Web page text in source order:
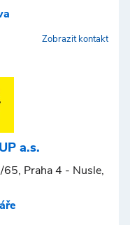
976
group.czZobrazit kontakt
a.s.
Praha 4 - Nusle,